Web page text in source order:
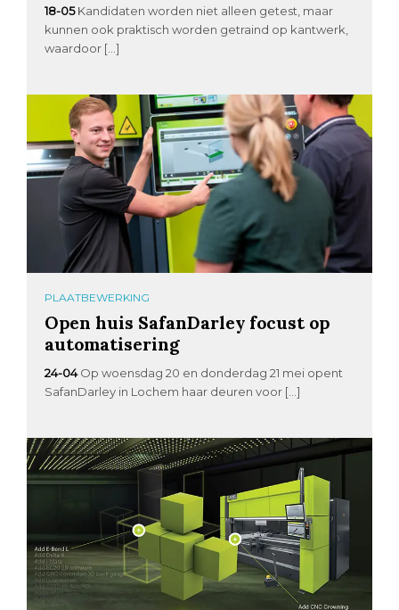
18-05 Kandidaten worden niet alleen getest, maar
kunnen ook praktisch worden getraind op kantwerk,
waardoor […]
PLAATBEWERKING
Open huis SafanDarley focust op
automatisering
24-04 Op woensdag 20 en donderdag 21 mei opent
SafanDarley in Lochem haar deuren voor […]